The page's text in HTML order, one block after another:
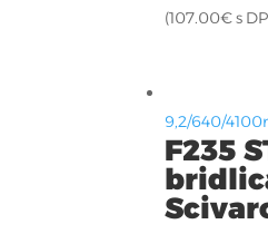
(107.00€s
9,2/640/
F235